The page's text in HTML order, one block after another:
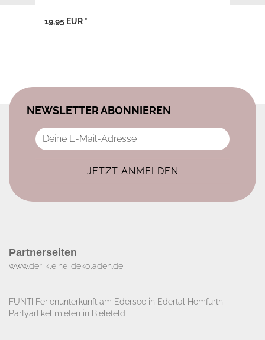
19,95 EUR *
NEWSLETTER ABONNIEREN
Partnerseiten
www.der-kleine-dekoladen.de​
FUNTI Ferienunterkunft am Edersee in Edertal Hemfurth
Partyartikel mieten in Bielefeld